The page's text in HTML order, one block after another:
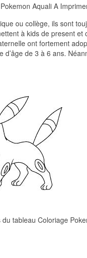
Aquali A
ou collège, ils sont
à kids de present
ont fortement
de 3 à 6 ans.
tableau Coloriage